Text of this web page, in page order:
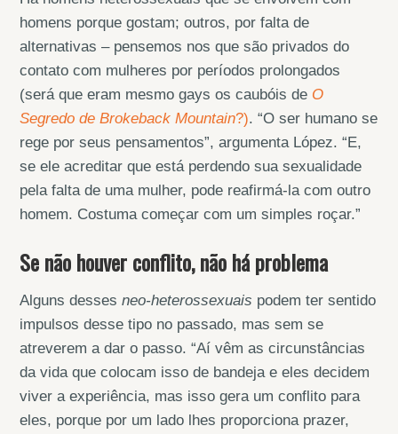
homens porque gostam; outros, por falta de
alternativas – pensemos nos que são privados do
contato com mulheres por períodos prolongados
(será que eram mesmo gays os caubóis de O
Segredo de Brokeback Mountain?). “O ser humano se
rege por seus pensamentos”, argumenta López. “E,
se ele acreditar que está perdendo sua sexualidade
pela falta de uma mulher, pode reafirmá-la com outro
homem. Costuma começar com um simples roçar.”
Se não houver conflito, não há problema
Alguns dessesneo-heterossexuais podem ter sentido
impulsos desse tipo no passado, mas sem se
atreverem a dar o passo. “Aí vêm as circunstâncias
da vida que colocam isso de bandeja e eles decidem
viver a experiência, mas isso gera um conflito para
eles, porque por um lado lhes proporciona prazer,